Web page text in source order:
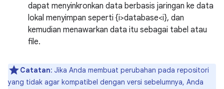
dapat menyinkronkan data berbasis jaringan ke data
lokal menyimpan seperti {i>database<i}, dan
kemudian menawarkan data itu sebagai tabel atau
file.
Catatan: Jika Anda membuat perubahan pada repositori
yang tidak agar kompatibel dengan versi sebelumnya, Anda